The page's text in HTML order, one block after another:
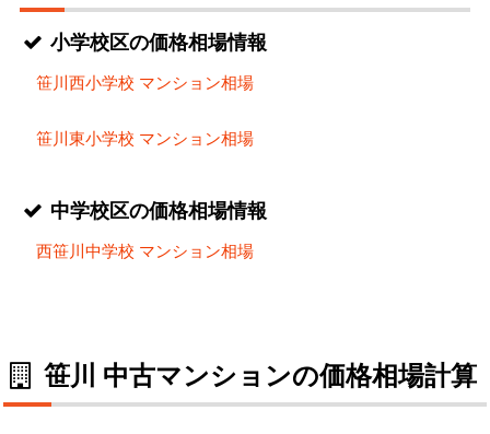
小学校区の価格相場情報
笹川西小学校 マンション相場
笹川東小学校 マンション相場
中学校区の価格相場情報
西笹川中学校 マンション相場
笹川 中古マンションの価格相場計算